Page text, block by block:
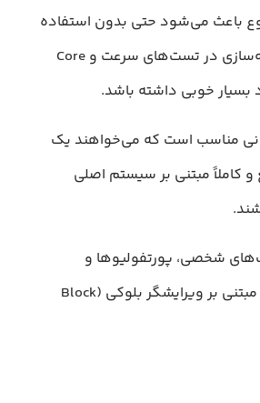
باعث می‌شود حتی بدون استفاده
از افزونه‌های بهینه‌سازی در تست‌های سرعت و Core
مناسب است که می‌خواهند یک
کاملاً مبتنی بر سیستم اصلی
شخصی، پورتفولیوها و
سایت‌های مجله‌ای مبتنی بر ویرایشگر بلوکی (Block